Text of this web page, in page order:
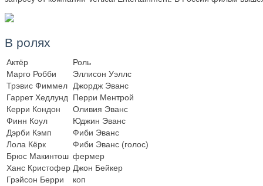
В ролях
Актёр
Роль
Марго Робби
Эллисон Уэллс
Трэвис Фиммел
Джордж Эванс
Гаррет Хедлунд
Перри Ментрой
Керри Кондон
Оливия Эванс
Финн Коул
Юджин Эванс
Дэрби Кэмп
Фиби Эванс
Лола Кёрк
Фиби Эванс (голос)
Брюс Макинтош фермер
Ханс Кристофер Джон Бейкер
Грэйсон Берри
коп